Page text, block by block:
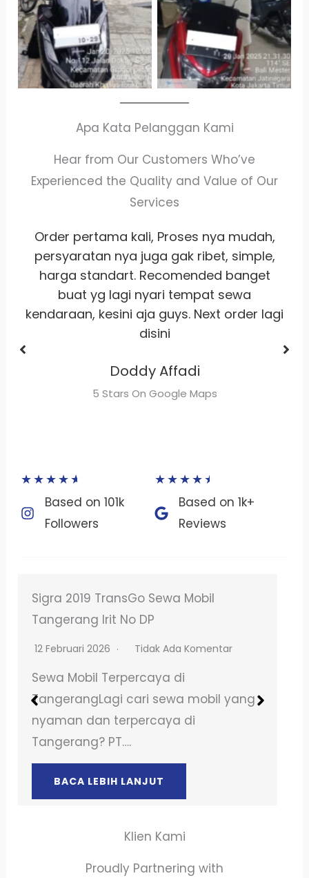
Apa Kata Pelanggan Kami
Hear from Our Customers Who’ve
Experienced the Quality and Value of Our
Services
Whort it bangetpelayananramah
satset recomm banget lah pokoknya
buat sewa motor area jakarta
Dhimas Adrian Adrian
5 Stars On Google Maps
★★★★★
Based on 101k
Followers​
★★★★★
Based on 1k+
Reviews​
Sewa Mobil Tangerang Lepas Kunci
atau Dengan Sopir
17 November 2025 Tidak Ada Komentar
Sewa Mobil Terpercaya di
TangerangLagi cari sewa mobil yang
nyaman dan terpercaya di
Tangerang? PT….
BACA LEBIH LANJUT
Klien Kami
Proudly Partnering with